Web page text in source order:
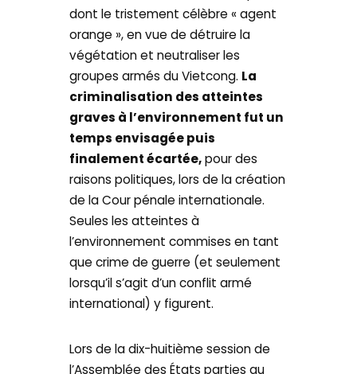
dont le tristement célèbre « agent
orange », en vue de détruire la
végétation et neutraliser les
groupes armés du Vietcong. La
criminalisation des atteintes
graves à l’environnement fut un
temps envisagée puis
finalement écartée,pour des
raisons politiques, lors de la création
de la Cour pénale internationale.
Seules les atteintes à
l’environnement commises en tant
que crime de guerre (et seulement
lorsqu’il s’agit d’un conflit armé
international) y figurent.
Lors de la dix-huitième session de
l’Assemblée des États parties au